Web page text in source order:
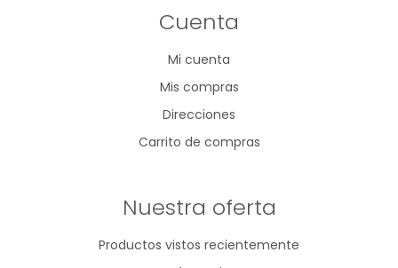
Cuenta
Mi cuenta
Mis compras
Direcciones
Carrito de compras
Nuestra oferta
Productos vistos recientemente